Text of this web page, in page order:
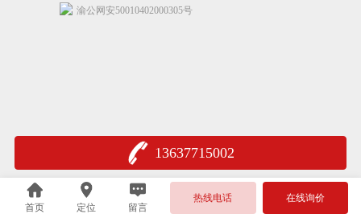
13637715002
首页 定位 留言
热线电话 在线询价
渝公网安50010402000305号